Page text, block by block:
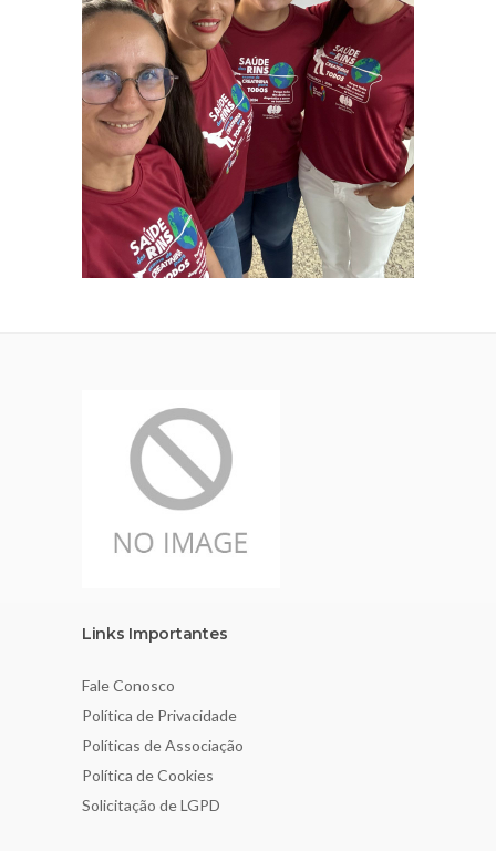
Links Importantes
Fale Conosco
Política de Privacidade
Políticas de Associação
Política de Cookies
Solicitação de LGPD